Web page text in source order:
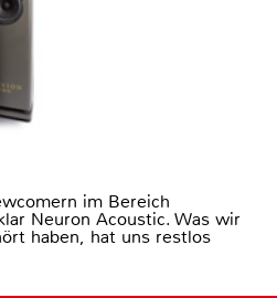
im Bereich
Neuron Acoustic. Was wir
haben, hat uns restlos